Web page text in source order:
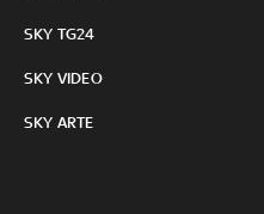
SKY TG24
SKY VIDEO
SKY ARTE